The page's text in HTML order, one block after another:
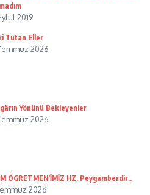
2019
Tutan Eller
2026
Yönünü Bekleyenler
2026
ÖGRETMEN’İMİZ HZ. Peygamberdir..
2026